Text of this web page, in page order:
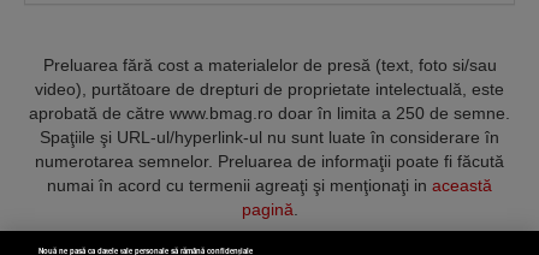
Preluarea fără cost a materialelor de presă (text, foto si/sau
video), purtătoare de drepturi de proprietate intelectuală, este
aprobată de către www.bmag.ro doar în limita a 250 de semne.
Spaţiile şi URL-ul/hyperlink-ul nu sunt luate în considerare în
numerotarea semnelor. Preluarea de informaţii poate fi făcută
numai în acord cu termenii agreaţi şi menţionaţi in această
pagină
Nouă ne pasă ca datele tale personale să rămână confidențiale